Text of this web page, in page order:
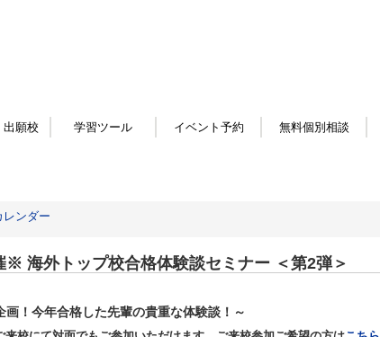
出願校 学習ツール イベント予約 無料個別相談
レンダー
海外トップ校合格体験談セミナー ＜第2弾＞
画！今年合格した先輩の貴重な体験談！～